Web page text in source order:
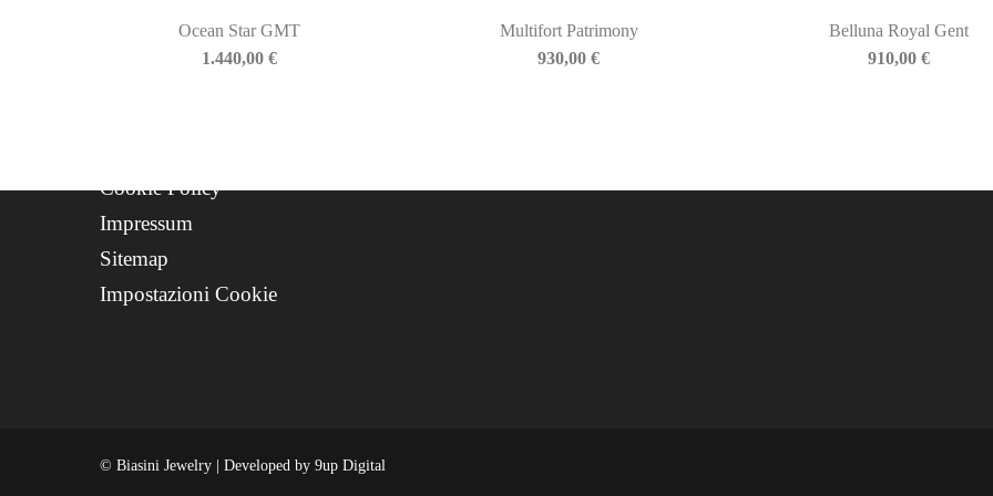
Ocean Star GMT
1.440,00€
Multifort Patrimony
930,00€
Belluna Royal Gent
910,00 €
WhatsApp Support
Cookie Policy
Impressum
Sitemap
Impostazioni Cookie
© Biasini Jewelry | Developed by 9up Digital